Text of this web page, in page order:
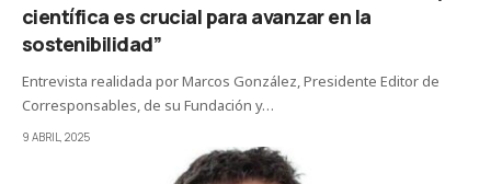
científica es crucial para avanzar en la
sostenibilidad”
Entrevista realidada por Marcos González, Presidente Editor de
Corresponsables, de su Fundación y…
9 ABRIL, 2025